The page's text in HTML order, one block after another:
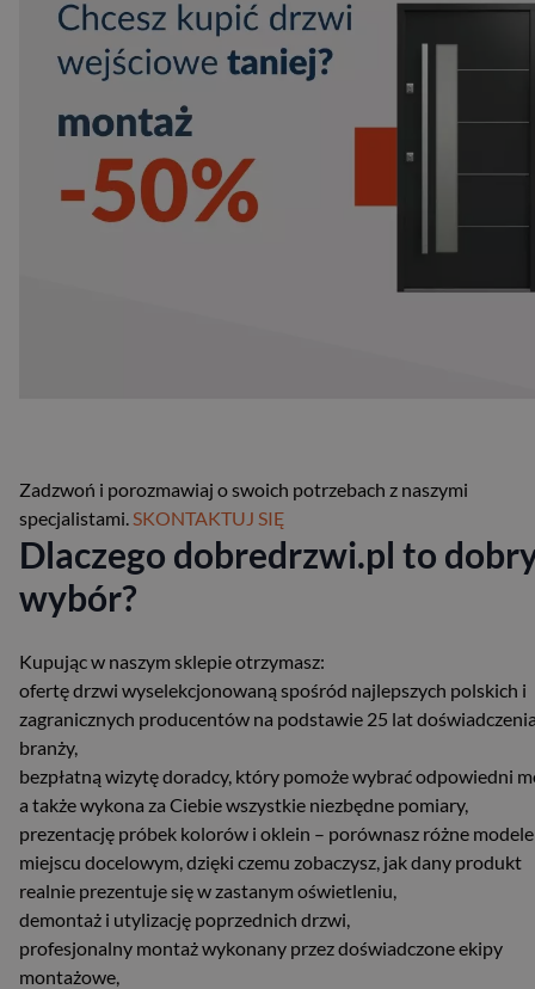
Zadzwoń i porozmawiaj o swoich potrzebach z naszymi
specjalistami. SKONTAKTUJ SIĘ
Dlaczego dobredrzwi.pl to
wybór?
Kupując w naszym sklepie otrzymasz:
ofertę drzwi wyselekcjonowaną spośród najlepszych polskich i
zagranicznych producentów na podstawie 25 lat
branży,
bezpłatną wizytę doradcy, który pomoże wybrać odpowiedni
a także wykona za Ciebie wszystkie niezbędne pomiary,
prezentację próbek kolorów i oklein – porównasz różne
miejscu docelowym, dzięki czemu zobaczysz, jak dany produkt
realnie prezentuje się w zastanym oświetleniu,
demontaż i utylizację poprzednich drzwi,
profesjonalny montaż wykonany przez doświadczone ekipy
montażowe,